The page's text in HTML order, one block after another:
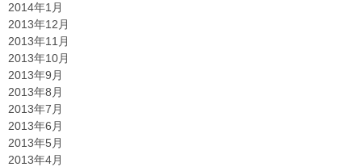
2014年1月
2013年12月
2013年11月
2013年10月
2013年9月
2013年8月
2013年7月
2013年6月
2013年5月
2013年4月